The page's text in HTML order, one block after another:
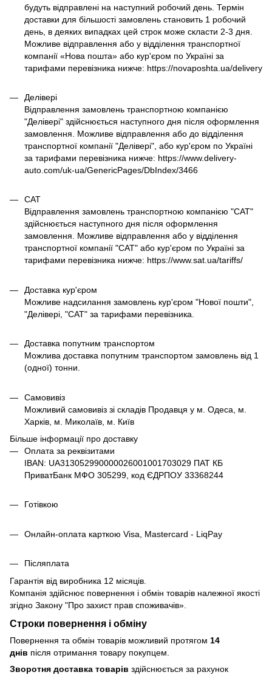
будуть відправлені на наступний робочий день. Термін
доставки для більшості замовлень становить 1 робочий
день, в деяких випадках цей строк може скласти 2-3 дня.
Можливе відправлення або у відділення транспортної
компанії «Нова пошта» або кур'єром по Україні за
тарифами перевізника нижче: https://novaposhta.ua/delivery
Делівері
Відправлення замовлень транспортною компанією
"Делівері" здійснюється наступного дня після оформлення
замовлення. Можливе відправлення або до відділення
транспортної компанії "Делівері", або кур'єром по Україні
за тарифами перевізника нижче: https://www.delivery-
auto.com/uk-ua/GenericPages/DbIndex/3466
САТ
Відправлення замовлень транспортною компанією "САТ"
здійснюється наступного дня після оформлення
замовлення. Можливе відправлення або у відділення
транспортної компанії "САТ" або кур'єром по Україні за
тарифами перевізника нижче: https://www.sat.ua/tariffs/
Доставка кур'єром
Можливе надсилання замовлень кур'єром "Нової пошти",
"Делівері, "САТ" за тарифами перевізника.
Доставка попутним транспортом
Можлива доставка попутним транспортом замовлень від 1
(одної) тонни.
Самовивіз
Можливий самовивіз зі складів Продавця у м. Одеса, м.
Харків, м. Миколаїв, м. Київ
Більше інформації про доставку
Оплата за реквізитами
IBAN: UA313052990000026001001703029 ПАТ КБ
ПриватБанк МФО 305299, код ЄДРПОУ 33368244
Готівкою
Онлайн-оплата карткою Visa, Mastercard - LiqPay
Післяплата
Гарантія від виробника 12 місяців.
Компанія здійснює повернення і обмін товарів належної якості
згідно Закону "Про захист прав споживачів»
Строки повернення і обміну
Повернення та обмін товарів можливий протягом 14
днів після отримання товару покупцем.
Зворотня доставка товарів здійснюється за рахунок